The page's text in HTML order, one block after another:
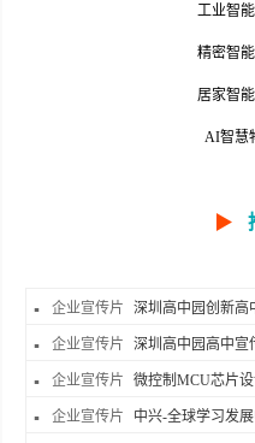
工业智
精密智
居家智
AI智慧
▶
企业宣传片 深圳高中园创新高
企业宣传片 深圳高中园高中宣
企业宣传片 微控制MCU芯片
企业宣传片 中兴-全球学习发